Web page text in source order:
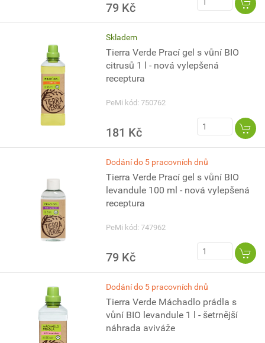
79 Kč
Skladem
Tierra Verde Prací gel s vůní BIO
citrusů 1 l - nová vylepšená
receptura
PeMi kód: 750762
181 Kč
Dodání do 5 pracovních dnů
Tierra Verde Prací gel s vůní BIO
levandule 100 ml - nová vylepšená
receptura
PeMi kód: 747962
79 Kč
Dodání do 5 pracovních dnů
Tierra Verde Máchadlo prádla s
vůní BIO levandule 1 l - šetrnější
náhrada aviváže